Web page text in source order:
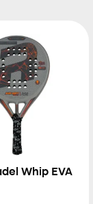
Whip EVA